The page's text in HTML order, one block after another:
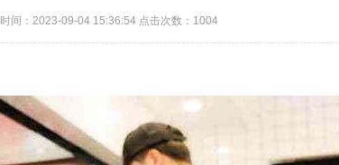
时间：2023-09-04 15:36:54 点击次数：1004